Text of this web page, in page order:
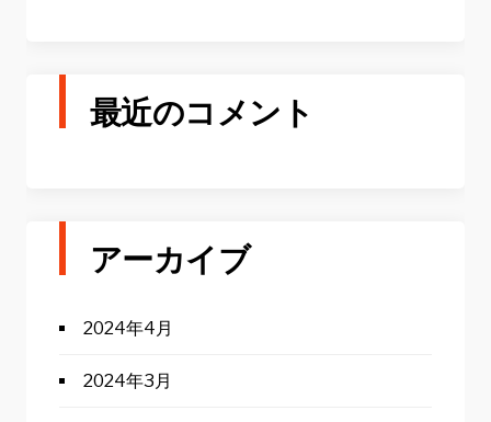
最近のコメント
アーカイブ
2024年4月
2024年3月